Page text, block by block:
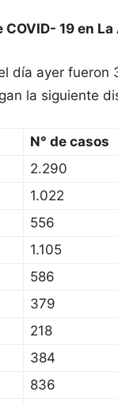
19 en
día ayer fueron
la siguiente
N° de casos
2.290
1.022
556
1.105
586
379
218
384
836